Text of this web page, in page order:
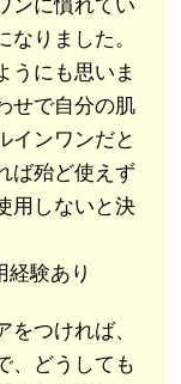
ンに慣れてい
りました。
うにも思いま
せで自分の肌
インワンだと
ば殆ど使えず
用しないと決
験あり
つければ、
、どうしても